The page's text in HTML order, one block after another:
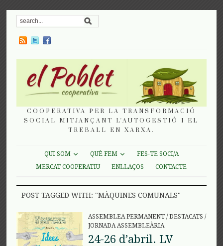
COOPERATIVA PER LA TRANSFORMACIÓ
SOCIAL MITJANÇANT L'AUTOGESTIÓ I EL
TREBALL EN XARXA.
QUI SOM QUÈ FEM
FES-TE SOCI/A
MERCAT COOPERATIU
ENLLAÇOS CONTACTE
POST TAGGED WITH: "MÀQUINES COMUNALS"
ASSEMBLEA PERMANENT/DESTACATS /
JORNADA ASSEMBLEÀRIA
24-26 d’abril. LV